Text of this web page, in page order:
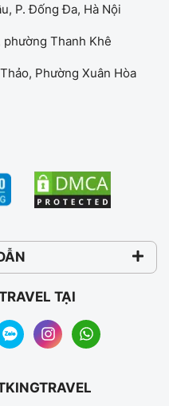
P. Đống Đa, Hà Nội
Thanh Khê
Phường Xuân Hòa
TẠI